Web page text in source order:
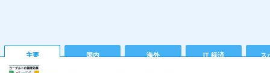
主要 国内 海外 IT 経済 ス